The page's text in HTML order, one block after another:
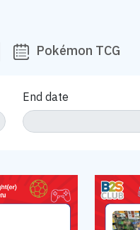
Pokémon TCG
End date